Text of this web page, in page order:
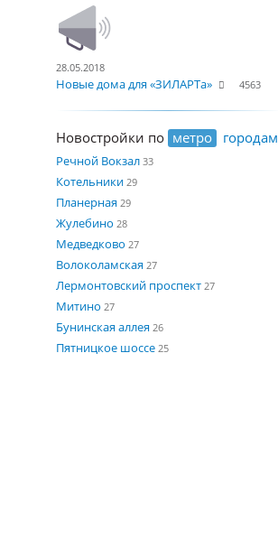
28.05.2018
Новые дома для «ЗИЛАРТа» 4563
Новостройки по метро городам
Речной Вокзал 33
Котельники 29
Планерная 29
Жулебино 28
Медведково 27
Волоколамская 27
Лермонтовский проспект 27
Митино 27
Бунинская аллея 26
Пятницкое шоссе 25